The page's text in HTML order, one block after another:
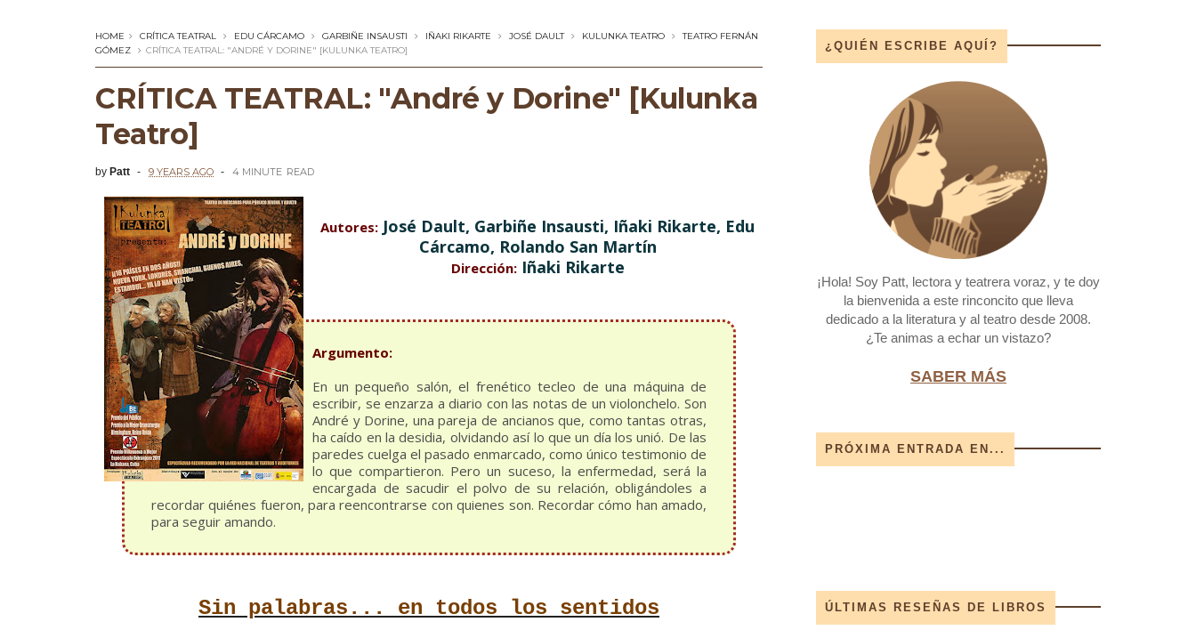
HOME CRÍTICA TEATRAL EDU CÁRCAMO GARBIÑE INSAUSTI IÑAKI RIKARTE JOSÉ DAULT KULUNKA TEATRO
TEATRO FERNÁN
GÓMEZ
CRÍTICA TEATRAL: "ANDRÉ Y DORINE" [KULUNKA TEATRO]
CRÍTICA TEATRAL: "André y Dorine" [Kulunka
Teatro]
by Patt 9 YEARS AGO 4 MINUTE READ
Autores: José Dault, Garbiñe Insausti, Iñaki Rikarte, Edu
Cárcamo, Rolando San Martín
Dirección:Iñaki Rikarte
Argumento:
En un pequeño salón, el frenético tecleo de una máquina de
escribir, se enzarza a diario con las notas de un violonchelo. Son
André y Dorine, una pareja de ancianos que, como tantas otras,
ha caído en la desidia, olvidando así lo que un día los unió. De las
paredes cuelga el pasado enmarcado, como único testimonio de
lo que compartieron. Pero un suceso, la enfermedad, será la
encargada de sacudir el polvo de su relación, obligándoles a
recordar quiénes fueron, para reencontrarse con quienes son. Recordar cómo han amado,
para seguir amando.
Sin palabras... en todos los sentidos
¿QUIÉN ESCRIBE AQUÍ?
¡Hola! Soy Patt, lectora y teatrera voraz, y te doy
la bienvenida a este rinconcito que lleva
dedicado a la literatura y al teatro desde 2008.
¿Te animas a echar un vistazo?
SABER MÁS
PRÓXIMA ENTRADA EN...
ÚLTIMAS RESEÑAS DE LIBROS